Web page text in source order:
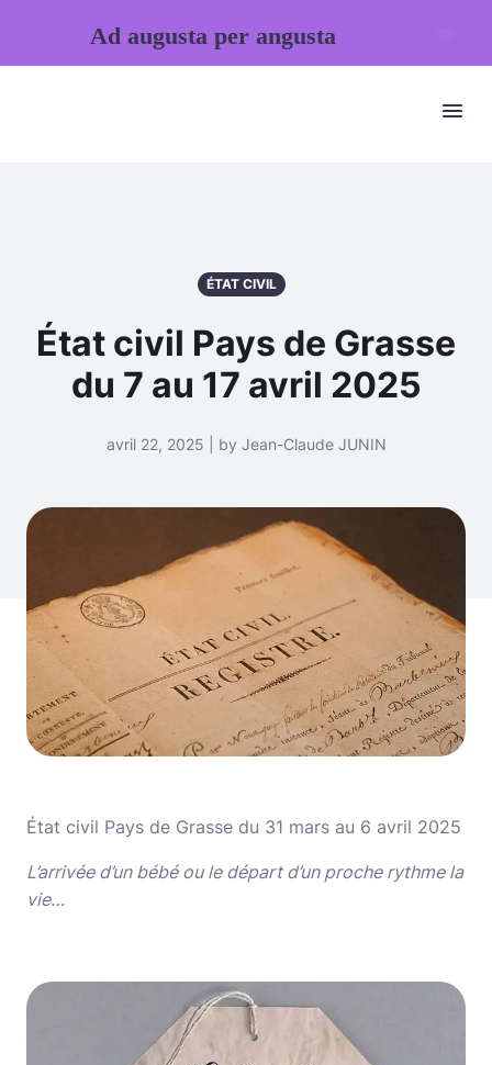
ÉTAT CIVIL
État civil Pays de Grasse
du 7 au 17 avril 2025
avril 22, 2025 | by Jean-Claude JUNIN
État civil Pays de Grasse du 31 mars au 6 avril 2025
L’arrivée d’un bébé ou le départ d’un proche rythme la
vie…
Ad augusta per angusta